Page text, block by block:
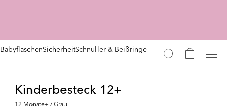
BabyflaschenSicherheitSchnuller & Beißringe
Kinderbesteck 12+
12 Monate+ / Grau